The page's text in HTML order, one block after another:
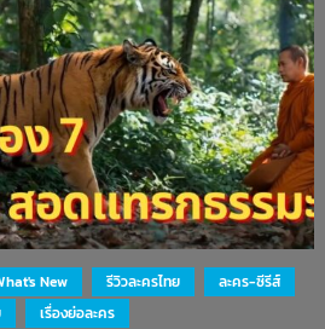
New รีวิวละครไทย
ละคร-ซีรีส์
เรื่องย่อละคร